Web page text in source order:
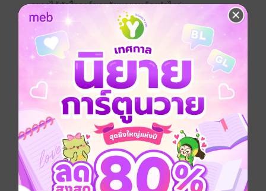
อยากได้หัวใจองค์ชายรัชทายาทต้องทำไงล่ะ
ทั้งชีวิตก็เป็นแต่มาเฟีย เถื่อนไปวัน ๆ รักใครเป็นซะที่ไหน
แถมไอ้พวกลูกน้องที่อยู่รอบตัวก็มีแต่บ้า ๆ
คู่อริก็น่ารำคาญจนอยากจะฆ่าล้างโตรมันทิ้งให้หมด
นิยายรักอีโรติคของมาเฟียผู้โหดห่าม
ได้เริ่มต้นขึ้นในวันที่สปอร์ตไบต์กับสปอร์ตคาร์มาพบกัน
บนถนนแห่งความลับ
ความสัมพันธ์ของมาเฟียห่าม ๆ กับองค์ชายรัชทายาทผู้
เงียบขรึม (แต่ดื้อมาก)
จะหวานเหมือนขนมของคุณยายหรือ
จะเร่าร้อนเหมือนกาแฟที่ใส่ในแก้วมาร์ตินี่กันนะ?
Boy love / Yaoi มาเฟีย เจ้าชาย